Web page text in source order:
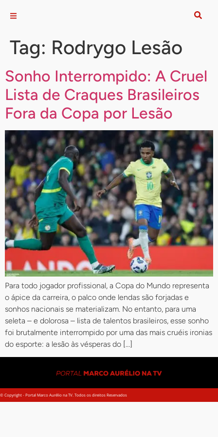
Tag: Rodrygo Lesão
Sonho Interrompido: A Cruel
Lista de Craques Brasileiros
Fora da Copa por Lesão
Para todo jogador profissional, a Copa do Mundo representa
o ápice da carreira, o palco onde lendas são forjadas e
sonhos nacionais se materializam. No entanto, para uma
seleta – e dolorosa – lista de talentos brasileiros, esse sonho
foi brutalmente interrompido por uma das mais cruéis ironias
do esporte: a lesão às vésperas do […]
© Copyright - Portal Marco Aurélio na TV. Todos os direitos Reservados